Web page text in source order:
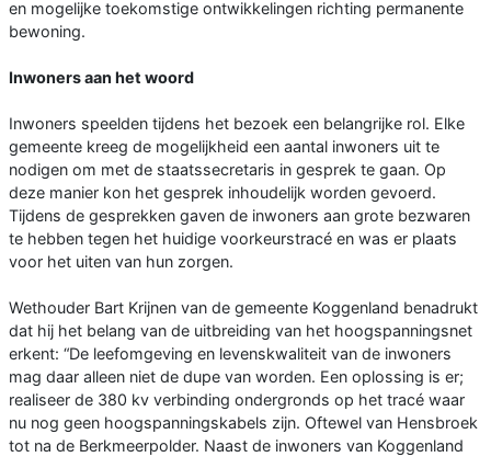
en mogelijke toekomstige ontwikkelingen richting permanente
bewoning.
Inwoners aan het woord
Inwoners speelden tijdens het bezoek een belangrijke rol. Elke
gemeente kreeg de mogelijkheid een aantal inwoners uit te
nodigen om met de staatssecretaris in gesprek te gaan. Op
deze manier kon het gesprek inhoudelijk worden gevoerd.
Tijdens de gesprekken gaven de inwoners aan grote bezwaren
te hebben tegen het huidige voorkeurstracé en was er plaats
voor het uiten van hun zorgen.
Wethouder Bart Krijnen van de gemeente Koggenland benadrukt
dat hij het belang van de uitbreiding van het hoogspanningsnet
erkent: “De leefomgeving en levenskwaliteit van de inwoners
mag daar alleen niet de dupe van worden. Een oplossing is er;
realiseer de 380 kv verbinding ondergronds op het tracé waar
nu nog geen hoogspanningskabels zijn. Oftewel van Hensbroek
tot na de Berkmeerpolder. Naast de inwoners van Koggenland